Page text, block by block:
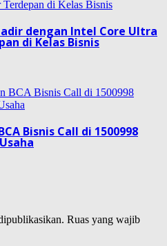
dengan Intel Core Ultra
di Kelas Bisnis
Bisnis Call di 1500998
Ruas yang wajib